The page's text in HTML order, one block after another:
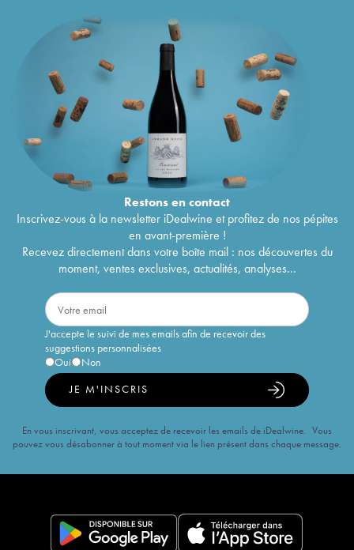
Restons encontact
Inscrivez-vous à la newsletter iDealwine et profitez de nos pépites
en avant-première !
Recevez directement dans votre boîte mail : nos découvertes du
moment, ventes exclusives, actualités, analyses...
J'accepte le suivi de mes emails afin de recevoir des
suggestions personnalisées
Oui
Non
JE M'INSCRIS
En vous inscrivant, vous acceptez de recevoir les emails de iDealwine. Vous
pouvez vous désabonner à tout moment via le lien présent dans chaque message.